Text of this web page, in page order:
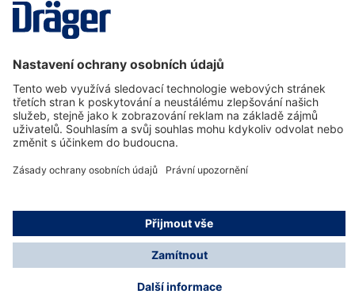
Zákaznická infolinka
O společnosti Dräger
Informace
© Dräger Safety s.r.o., 2025
* Všechny ceny bez DPH plus náklady na dopravu a
možné poplatky za doručení, pokud není uvedeno jinak.